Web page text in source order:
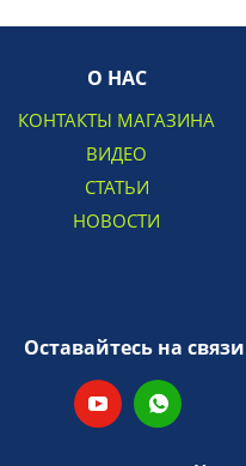
О НАС
КОНТАКТЫ МАГАЗИНА
ВИДЕО
СТАТЬИ
НОВОСТИ
Оставайтесь на связи